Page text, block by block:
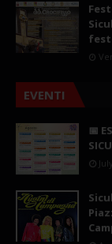
EVENTI
📅